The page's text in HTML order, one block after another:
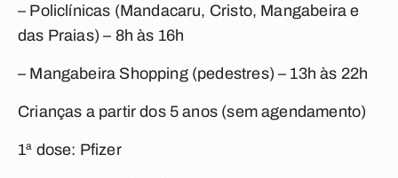
– Policlínicas (Mandacaru, Cristo, Mangabeira e
das Praias) – 8h às 16h
– Mangabeira Shopping (pedestres) – 13h às 22h
Crianças a partir dos 5 anos (sem agendamento)
1ª dose: Pfizer